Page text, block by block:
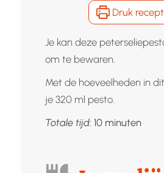
Druk
Je kan deze
om te bewaren.
Met de hoeveelheden in
je 320 ml pesto.
Totale tijd: 10minuten
minuten